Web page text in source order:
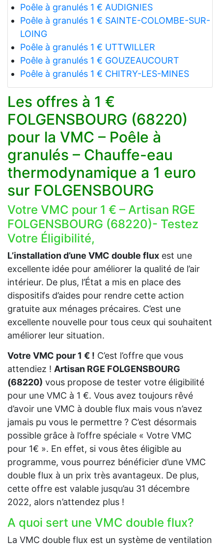
Poêle à granulés 1 € AUDIGNIES
Poêle à granulés 1 € SAINTE-COLOMBE-SUR-
LOING
Poêle à granulés 1 € UTTWILLER
Poêle à granulés 1 € GOUZEAUCOURT
Poêle à granulés 1 € CHITRY-LES-MINES
Les offres à 1 €
FOLGENSBOURG (68220)
pour la VMC – Poêle à
granulés – Chauffe-eau
thermodynamique a 1 euro
sur FOLGENSBOURG
Votre VMC pour 1 € – Artisan RGE
FOLGENSBOURG (68220)- Testez
Votre Éligibilité,
L’installation d’une VMC double flux est une
excellente idée pour améliorer la qualité de l’air
intérieur. De plus, l’État a mis en place des
dispositifs d’aides pour rendre cette action
gratuite aux ménages précaires. C’est une
excellente nouvelle pour tous ceux qui souhaitent
améliorer leur situation.
Votre VMC pour 1 € ! C’est l’offre que vous
attendiez ! Artisan RGE FOLGENSBOURG
(68220) vous propose de tester votre éligibilité
pour une VMC à 1 €. Vous avez toujours rêvé
d’avoir une VMC à double flux mais vous n’avez
jamais pu vous le permettre ? C’est désormais
possible grâce à l’offre spéciale « Votre VMC
pour 1€ ». En effet, si vous êtes éligible au
programme, vous pourrez bénéficier d’une VMC
double flux à un prix très avantageux. De plus,
cette offre est valable jusqu’au 31 décembre
2022, alors n’attendez plus !
A quoi sert une VMC double flux?
La VMC double flux est un système de ventilation